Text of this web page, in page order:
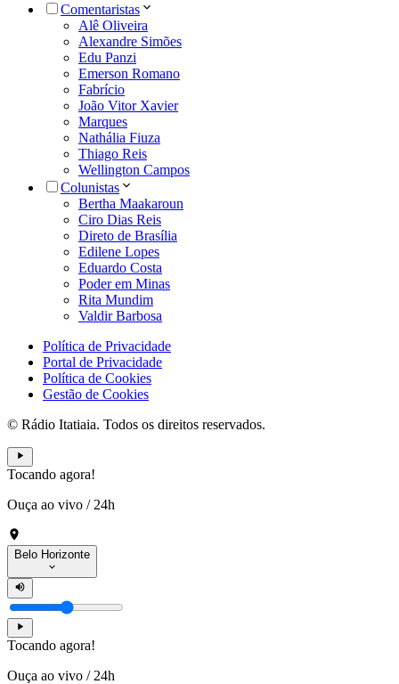
Comentaristas
Alê Oliveira
Alexandre Simões
Edu Panzi
Emerson Romano
Fabrício
João Vitor Xavier
Marques
Nathália Fiuza
Thiago Reis
Wellington Campos
Colunistas
Bertha Maakaroun
Ciro Dias Reis
Direto de Brasília
Edilene Lopes
Eduardo Costa
Poder em Minas
Rita Mundim
Valdir Barbosa
Política de Privacidade
Portal de Privacidade
Política de Cookies
Gestão de Cookies
© Rádio Itatiaia. Todos os direitos reservados.
Tocando agora!
Ouça ao vivo / 24h
Belo Horizonte
Tocando agora!
Ouça ao vivo / 24h